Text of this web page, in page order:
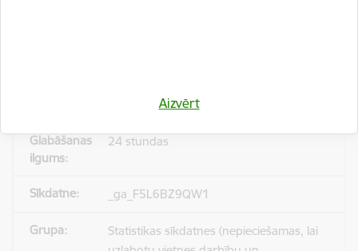
Aizvērt
apmeklētājs izmanto vietni.
24 stundas
_ga_F5L6BZ9QW1
Statistikas sīkdatnes (nepieciešamas, lai